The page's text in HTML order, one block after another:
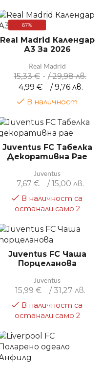
67%
Real Madrid Календар
А3 За 2026
Real Madrid
15,33€
/ 29,98 лв.
4,99 € / 9,76 лв.
В наличност
Juventus FC Табелка
Декоративна Рае
Juventus
7,67 € / 15,00 лв.
В наличност са
останали само 2
Juventus FC Чаша
Порцеланова
Juventus
15,99 € / 31,27 лв.
В наличност са
останали само 2